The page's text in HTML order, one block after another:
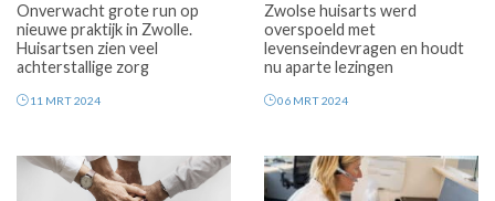
Onverwacht grote run op
nieuwe praktijk in Zwolle.
Huisartsen zien veel
achterstallige zorg
11 MRT 2024
Zwolse huisarts werd
overspoeld met
levenseindevragen en houdt
nu aparte lezingen
06 MRT 2024
Premium Premium